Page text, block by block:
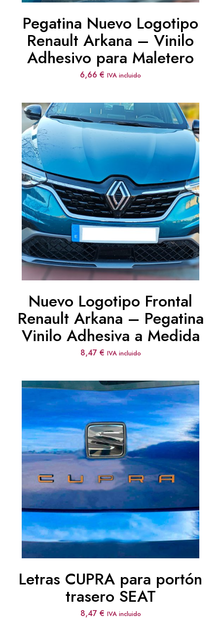
Pegatina Nuevo Logotipo
Renault Arkana – Vinilo
Adhesivo para Maletero
6,66 € IVA incluido
Nuevo Logotipo Frontal
Renault Arkana – Pegatina
Vinilo Adhesiva a Medida
8,47 € IVA incluido
Letras CUPRA para portón
trasero SEAT
8,47 € IVA incluido